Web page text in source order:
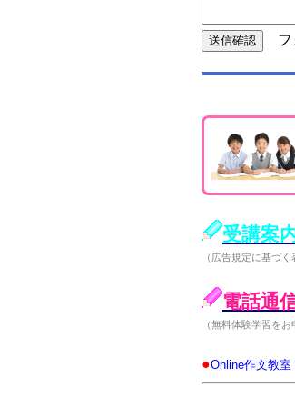
フ
受講案
（広告規定に基づ
電話通
（無料体験学習を
●Online作文教室